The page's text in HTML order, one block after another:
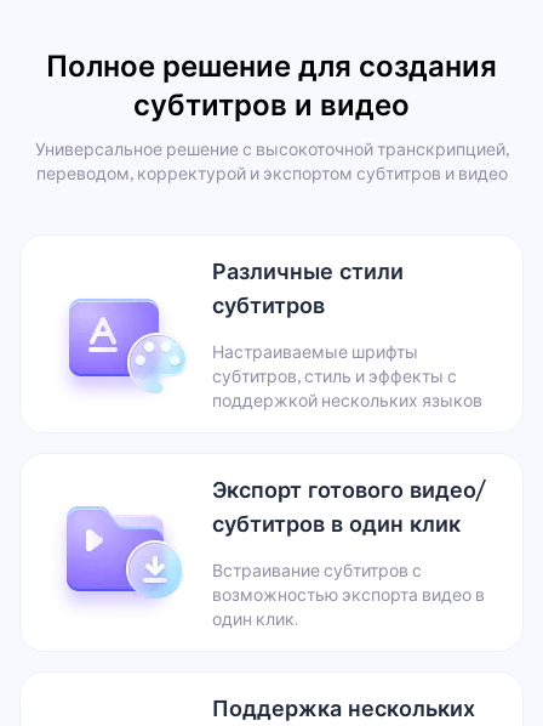
Полное решение для создания
субтитров и видео
Универсальное решение с высокоточной транскрипцией,
переводом, корректурой и экспортом субтитров и видео
Различные стили
субтитров
Настраиваемые шрифты
субтитров, стиль и эффекты с
поддержкой нескольких языков
Экспорт готового видео/
субтитров в один клик
Встраивание субтитров с
возможностью экспорта видео в
один клик.
Поддержка нескольких